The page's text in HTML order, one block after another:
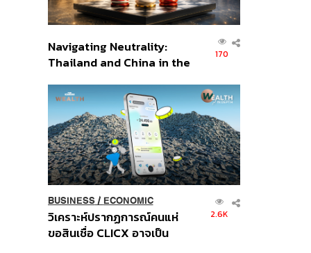
Navigating Neutrality:
Thailand and China in the
Order
170
BUSINESS/ ECONOMIC
วิเคราะห์ปรากฏการณ์คนแห่
ขอสินเชื่อ CLICX อาจเป็น
2.6K